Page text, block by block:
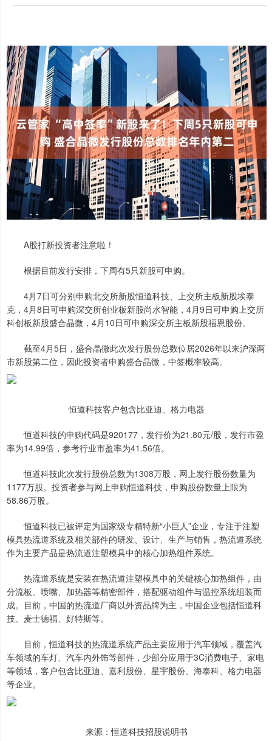
A股打新投资者注意啦！
根据目前发行安排，下周有5只新股可申购。
4月7日可分别申购北交所新股恒道科技、上交所主板新股埃泰
克，4月8日可申购深交所创业板新股尚水智能，4月9日可申购上交所
科创板新股盛合晶微，4月10日可申购深交所主板新股福恩股份。
截至4月5日，盛合晶微此次发行股份总数位居2026年以来沪深两
市新股第二位，因此投资者申购盛合晶微，中签概率较高。
恒道科技客户包含比亚迪、格力电器
恒道科技的申购代码是920177，发行价为21.80元/股，发行市盈
率为14.99倍，参考行业市盈率为41.56倍。
恒道科技此次发行股份总数为1308万股，网上发行股份数量为
1177万股。投资者参与网上申购恒道科技，申购股份数量上限为
58.86万股。
恒道科技已被评定为国家级专精特新“小巨人”企业，专注于注塑
模具热流道系统及相关部件的研发、设计、生产与销售，热流道系统
作为主要产品是热流道注塑模具中的核心加热组件系统。
热流道系统是安装在热流道注塑模具中的关键核心加热组件，由
分流板、喷嘴、加热器等精密部件，搭配驱动组件与温控系统组装而
成。目前，中国的热流道厂商以外资品牌为主，中国企业包括恒道科
技、麦士德福、好特斯等。
目前，恒道科技的热流道系统产品主要应用于汽车领域，覆盖汽
车领域的车灯、汽车内外饰等部件，少部分应用于3C消费电子、家电
等领域，客户包含比亚迪、嘉利股份、星宇股份、海泰科、格力电器
等企业。
来源：恒道科技招股说明书